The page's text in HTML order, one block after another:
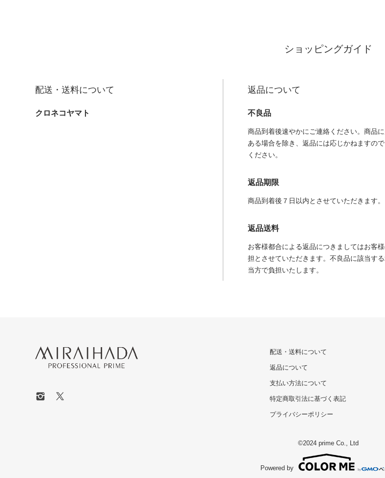
ショッピングガイド
配送・送料について
クロネコヤマト
返品について
不良品
商品到着後速やかにご連絡ください。商品
ある場合を除き、返品には応じかねますの
ください。
返品期限
商品到着後７日以内とさせていただきます。
返品送料
お客様都合による返品につきましてはお客
担とさせていただきます。不良品に該当す
当方で負担いたします。
配送・送料について
返品について
支払い方法について
特定商取引法に基づく表記
プライバシーポリシー
©2024 prime Co., Ltd
Powered by